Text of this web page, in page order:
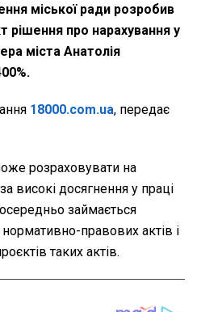
міської ради розробив
рішення про нарахування у
міста Анатолія
18000.com.ua, передає
розраховувати на
високі досягнення у праці
займається
правових актів і
таких актів.